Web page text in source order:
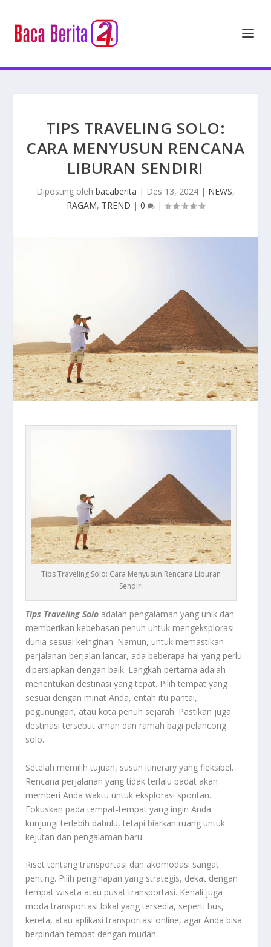
TIPS TRAVELING SOLO:
CARA MENYUSUN RENCANA
LIBURAN SENDIRI
Diposting oleh bacaberita | Des 13, 2024 | NEWS,
RAGAM, TREND | 0 |
Tips Traveling Solo: Cara Menyusun Rencana Liburan
Sendiri
Tips Traveling Solo adalah pengalaman yang unik dan
memberikan kebebasan penuh untuk mengeksplorasi
dunia sesuai keinginan. Namun, untuk memastikan
perjalanan berjalan lancar, ada beberapa hal yang perlu
dipersiapkan dengan baik. Langkah pertama adalah
menentukan destinasi yang tepat. Pilih tempat yang
sesuai dengan minat Anda, entah itu pantai,
pegunungan, atau kota penuh sejarah. Pastikan juga
destinasi tersebut aman dan ramah bagi pelancong
solo.
Setelah memilih tujuan, susun itinerary yang fleksibel.
Rencana perjalanan yang tidak terlalu padat akan
memberi Anda waktu untuk eksplorasi spontan.
Fokuskan pada tempat-tempat yang ingin Anda
kunjungi terlebih dahulu, tetapi biarkan ruang untuk
kejutan dan pengalaman baru.
Riset tentang transportasi dan akomodasi sangat
penting. Pilih penginapan yang strategis, dekat dengan
tempat wisata atau pusat transportasi. Kenali juga
moda transportasi lokal yang tersedia, seperti bus,
kereta, atau aplikasi transportasi online, agar Anda bisa
berpindah tempat dengan mudah.